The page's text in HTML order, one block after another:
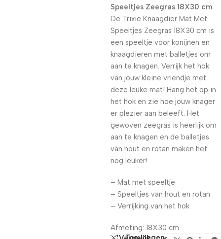
Speeltjes Zeegras 18X30 cm
De Trixie Knaagdier Mat Met
Speeltjes Zeegras 18X30 cm is
een speeltje voor konijnen en
knaagdieren met balletjes om
aan te knagen. Verrijk het hok
van jouw kleine vriendje met
deze leuke mat! Hang het op in
het hok en zie hoe jouw knager
er plezier aan beleeft. Het
gewoven zeegras is heerlijk om
aan te knagen en de balletjes
van hout en rotan maken het
nog leuker!
– Mat met speeltje
– Speeltjes van hout en rotan
– Verrijking van het hok
Afmeting: 18X30 cm